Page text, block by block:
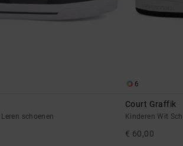
schoenen
6
Court Graffik
Kinderen Wit
€ 60,00